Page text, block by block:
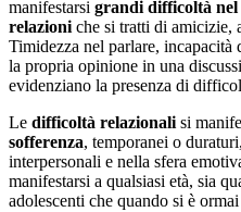
manifestarsi grandi difficoltà nel
relazioni che si tratti di amicizie,
Timidezza nel parlare,
la propria opinione in una
evidenziano la presenza di
Le difficoltà relazionali si
sofferenza, temporanei o
interpersonali e nella sfera
manifestarsi a qualsiasi età, sia
adolescenti che quando si è